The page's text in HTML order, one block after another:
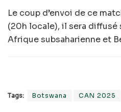
Le coup d’envoi de ce
(20h locale), il sera diffusé
Afrique subsaharienne et
Tags: Botswana CAN 2025